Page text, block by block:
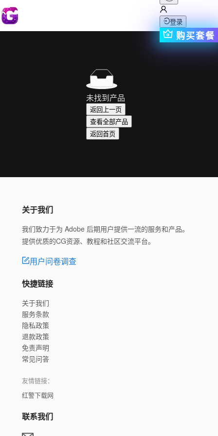
登录
购买套餐
未找到产品
返回上一页
查看全部产品
返回首页
关于我们
我们致力于为 Adobe 后期用户提供一流的服务和产品。
提供优质的CG资源、教程和社区交流平台。
用户问卷调查
快捷链接
关于我们
服务条款
隐私政策
退款政策
免责声明
常见问答
友情链接：
红警下载网
联系我们